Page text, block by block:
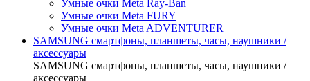
Умные очки Meta Ray-Ban
Умные очки Meta FURY
Умные очки Meta ADVENTURER
SAMSUNG cмартфоны, планшеты, часы, наушники /
аксессуары
SAMSUNG cмартфоны, планшеты, часы, наушники /
аксессуары